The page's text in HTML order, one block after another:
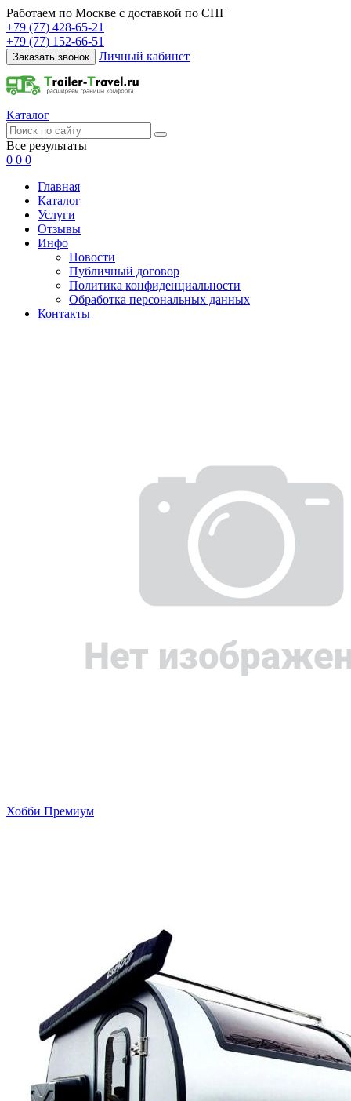
Работаем по Москве с доставкой по СНГ
+79 (77) 428-65-21
+79 (77) 152-66-51
Заказать звонок Личный кабинет
Каталог
Все результаты
0 0 0
Главная
Каталог
Услуги
Отзывы
Инфо
Новости
Публичный договор
Политика конфиденциальности
Обработка персональных данных
Контакты
Хобби Премиум